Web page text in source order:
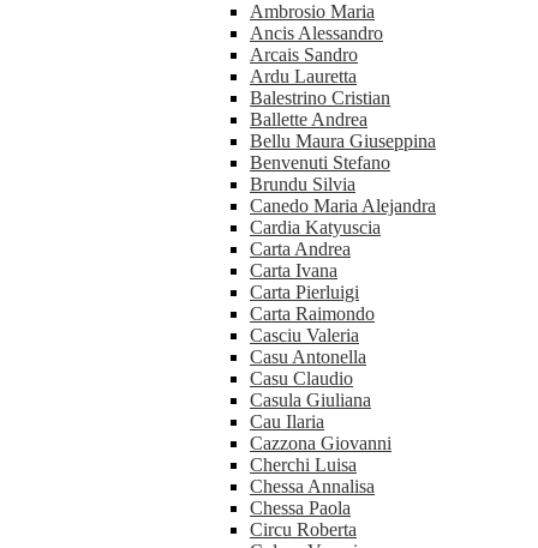
Ambrosio Maria
Ancis Alessandro
Arcais Sandro
Ardu Lauretta
Balestrino Cristian
Ballette Andrea
Bellu Maura Giuseppina
Benvenuti Stefano
Brundu Silvia
Canedo Maria Alejandra
Cardia Katyuscia
Carta Andrea
Carta Ivana
Carta Pierluigi
Carta Raimondo
Casciu Valeria
Casu Antonella
Casu Claudio
Casula Giuliana
Cau Ilaria
Cazzona Giovanni
Cherchi Luisa
Chessa Annalisa
Chessa Paola
Circu Roberta